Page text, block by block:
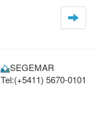
SEGEMAR
Tel:(+5411) 5670-0101